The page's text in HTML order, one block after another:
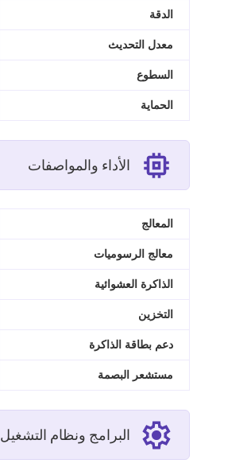
الدقة
معدل التحديث
السطوع
الحماية
الأداء والمواصفات
المعالج
معالج الرسوميات
الذاكرة العشوائية
التخزين
دعم بطاقة الذاكرة
مستشعر البصمة
البرامج ونظام التشغيل